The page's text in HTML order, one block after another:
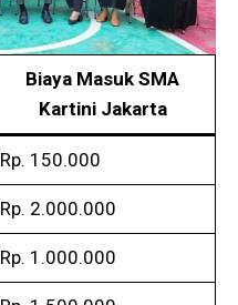
Biaya Masuk SMA
Kartini Jakarta
Rp. 150.000
Rp. 2.000.000
Rp. 1.000.000